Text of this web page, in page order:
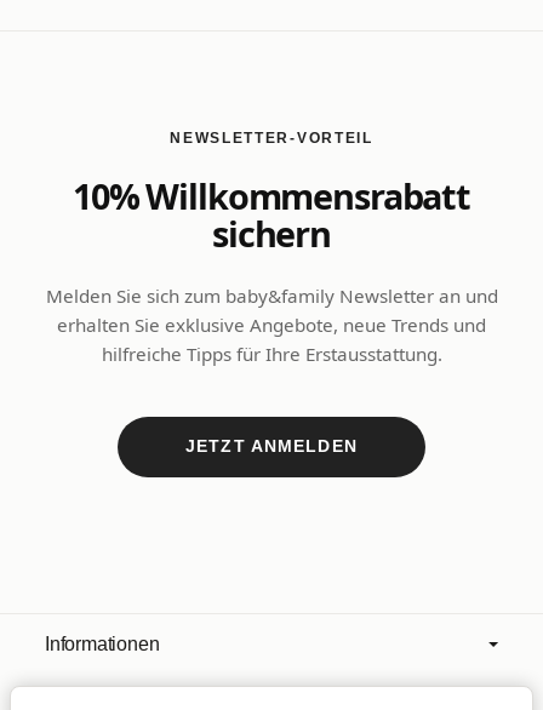
NEWSLETTER-VORTEIL
10% Willkommensrabatt
sichern
Melden Sie sich zum baby&family Newsletter an und
erhalten Sie exklusive Angebote, neue Trends und
hilfreiche Tipps für Ihre Erstausstattung.
JETZT ANMELDEN
Informationen